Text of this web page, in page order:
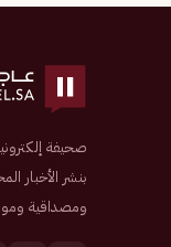
بنشر الأخبار
ومصداقية